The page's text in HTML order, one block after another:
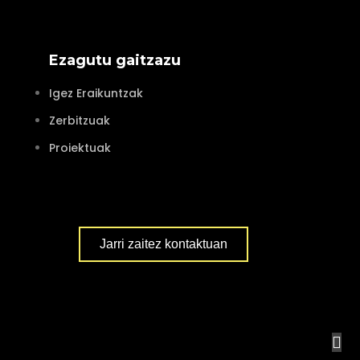
Ezagutu gaitzazu
Igez Eraikuntzak
Zerbitzuak
Proiektuak
Jarri zaitez kontaktuan